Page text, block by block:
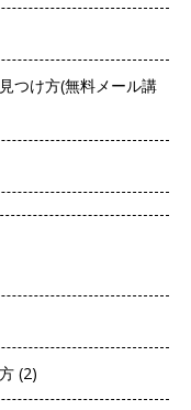
つけ方(無料メール講
(2)